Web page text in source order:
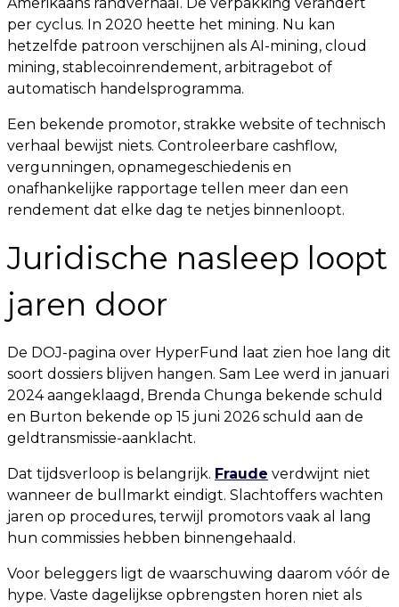
per cyclus. In 2020 heette het mining. Nu kan
hetzelfde patroon verschijnen als AI-mining, cloud
mining, stablecoinrendement, arbitragebot of
automatisch handelsprogramma.
Een bekende promotor, strakke website of technisch
verhaal bewijst niets. Controleerbare cashflow,
vergunningen, opnamegeschiedenis en
onafhankelijke rapportage tellen meer dan een
rendement dat elke dag te netjes binnenloopt.
Juridische nasleep loopt
jaren door
De DOJ-pagina over HyperFund laat zien hoe lang dit
soort dossiers blijven hangen. Sam Lee werd in januari
2024 aangeklaagd, Brenda Chunga bekende schuld
en Burton bekende op 15 juni 2026 schuld aan de
geldtransmissie-aanklacht.
Dat tijdsverloop is belangrijk. Fraude verdwijnt niet
wanneer de bullmarkt eindigt. Slachtoffers wachten
jaren op procedures, terwijl promotors vaak al lang
hun commissies hebben binnengehaald.
Voor beleggers ligt de waarschuwing daarom vóór de
hype. Vaste dagelijkse opbrengsten horen niet als